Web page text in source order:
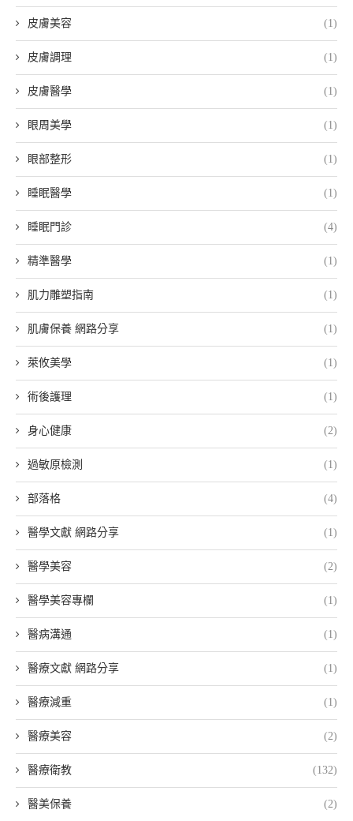
皮膚美容 (1)
皮膚調理 (1)
皮膚醫學 (1)
眼周美學 (1)
眼部整形 (1)
睡眠醫學 (1)
睡眠門診 (4)
精準醫學 (1)
肌力雕塑指南 (1)
肌膚保養 網路分享 (1)
萊攸美學 (1)
術後護理 (1)
身心健康 (2)
過敏原檢測 (1)
部落格 (4)
醫學文獻 網路分享 (1)
醫學美容 (2)
醫學美容專欄 (1)
醫病溝通 (1)
醫療文獻 網路分享 (1)
醫療減重 (1)
醫療美容 (2)
醫療衛教 (132)
醫美保養 (2)